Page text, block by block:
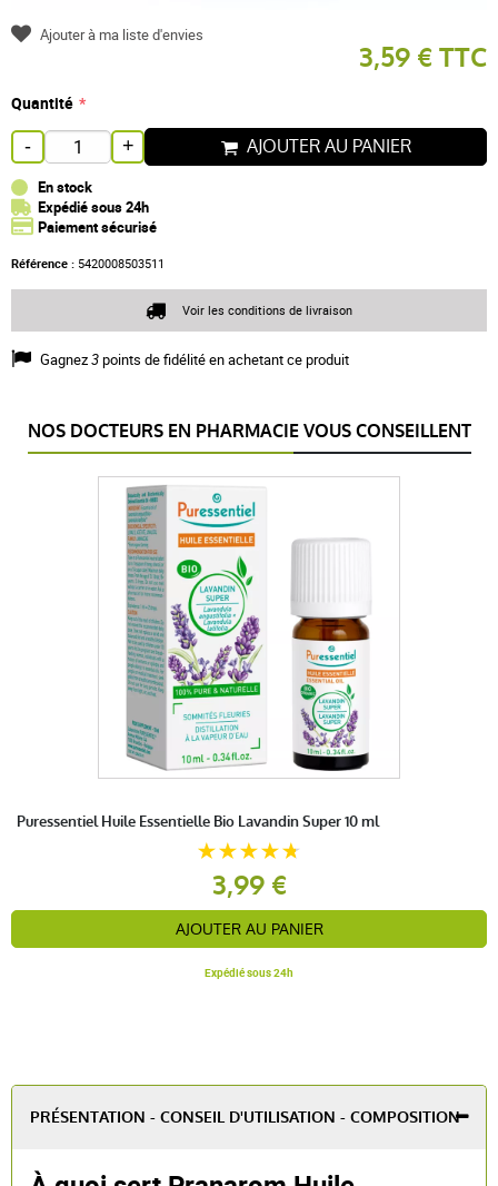
3,59 € TTC
Quantité
- + AJOUTER AU PANIER
En stock
Expédié sous 24h
Paiement sécurisé
Référence : 5420008503511
Gagnez3points de fidélité en achetant ce produit
Ajouter à ma liste d'envies
Voir les conditions de livraison
NOS DOCTEURS EN PHARMACIE VOUS CONSEILLENT
Puressentiel Huile Essentielle Bio Lavandin Super 10 ml
3,99 €
AJOUTER AU PANIER
Expédié sous 24h
PRÉSENTATION - CONSEIL D'UTILISATION - COMPOSITION